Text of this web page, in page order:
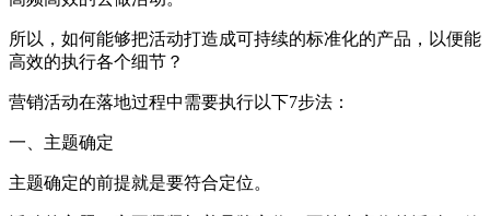
所以，如何能够把活动打造成可持续的标准化的产品，以便能
高效的执行各个细节？
营销活动在落地过程中需要执行以下7步法：
一、主题确定
主题确定的前提就是要符合定位。